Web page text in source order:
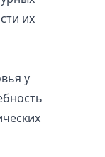
их
у